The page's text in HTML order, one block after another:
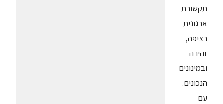
תקשורת
ארגונית
רציפה,
זהירה
ובמינונים
הנכונים.
עם